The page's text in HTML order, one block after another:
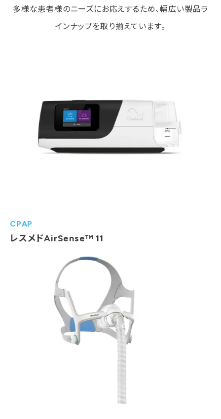
多様な患者様のニーズにお応えするため、幅広い製品ラ
インナップを取り揃えています。
CPAP
レスメドAirSense™ 11